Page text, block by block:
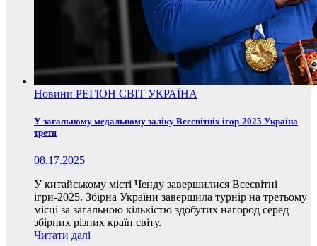
Новини РЕГІОН СВІТ УКРАЇНА
У загальному медальному заліку Всесвітніх ігор-2025 Україна
третя
08.17.2025
У китайському місті Ченду завершилися Всесвітні
ігри-2025. Збірна України завершила турнір на третьому
місці за загальною кількістю здобутих нагород серед
збірних різних країн світу.
Читати далі